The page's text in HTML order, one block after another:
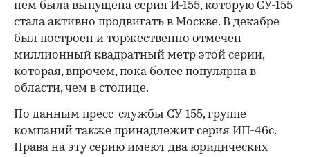
нем была выпущена серия И-155, которую СУ-155
стала активно продвигать в Москве. В декабре
был построен и торжественно отмечен
миллионный квадратный метр этой серии,
которая, впрочем, пока более популярна в
области, чем в столице.
По данным пресс-службы СУ-155, группе
компаний также принадлежит серия ИП-46с.
Права на эту серию имеют два юридических